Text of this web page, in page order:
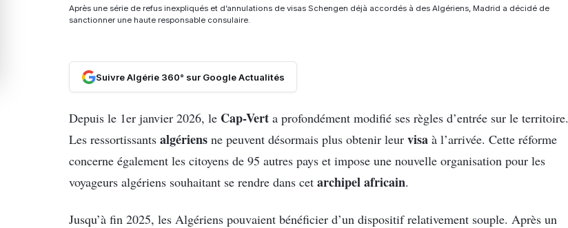
Après une série de refus inexpliqués et d’annulations de visas Schengen déjà accordés à des Algériens, Madrid a décidé de
sanctionner une haute responsable consulaire.
Suivre Algérie 360° sur Google Actualités
Depuis le 1er janvier 2026, le Cap-Vert a profondément modifié ses règles d’entrée sur le territoire.
Les ressortissants algériens ne peuvent désormais plus obtenir leur visa à l’arrivée. Cette réforme
concerne également les citoyens de 95 autres pays et impose une nouvelle organisation pour les
voyageurs algériens souhaitant se rendre dans cet archipel africain.
Jusqu’à fin 2025, les Algériens pouvaient bénéficier d’un dispositif relativement souple. Après un